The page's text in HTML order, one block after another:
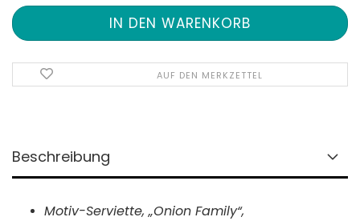
AUF DEN MERKZETTEL
Beschreibung
Motiv-Serviette, „Onion Family“,